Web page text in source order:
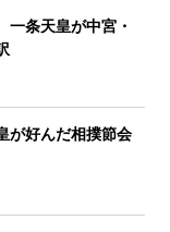
条天皇が中宮・
好んだ相撲節会